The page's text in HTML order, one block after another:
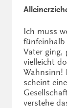
Ich muss
fünfeinhalb
Vater ging,
vielleicht
Wahnsinn!
scheint
verstehe